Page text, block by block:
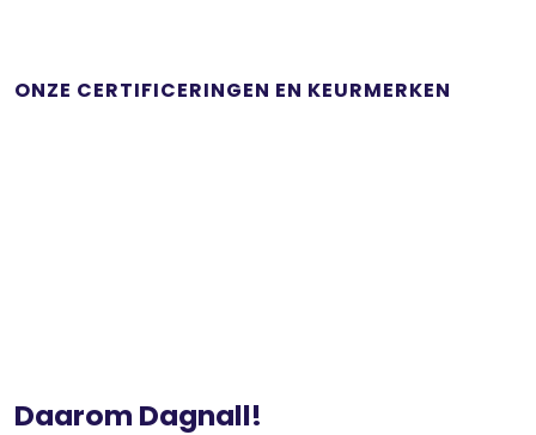
ONZE CERTIFICERINGEN EN KEURMERKEN
Daarom Dagnall!